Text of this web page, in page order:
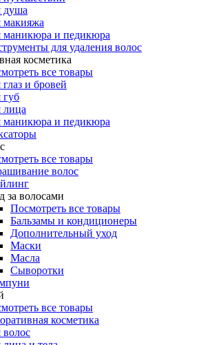
душа
макияжа
маникюра и педикюра
для удаления волос
косметика
все товары
глаз и бровей
губ
лица
маникюра и педикюра
все товары
волос
за волосами
Посмотреть все товары
Бальзамы и кондиционеры
Дополнительный уход
Маски
Масла
Сыворотки
все товары
косметика
волос